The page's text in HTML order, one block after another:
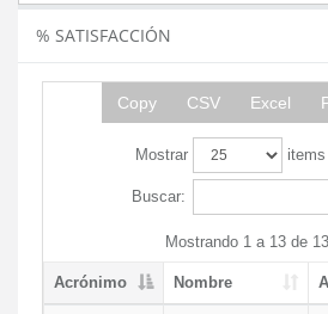
% SATISFACCIÓN
Copy CSV Excel
Mostrar
Buscar:
Mostrando 1 a 13 de
Acrónimo Nombre